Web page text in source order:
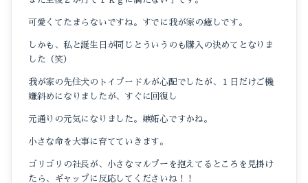
可愛くてたまらないですね。すでに我が家の癒しです。
しかも、私と誕生日が同じとういうのも購入の決めてとなりま
した（笑）
我が家の先住犬のトイプードルが心配でしたが、１日だけご機
嫌斜めになりましたが、すぐに回復し
元通りの元気になりました。嫉妬心ですかね。
小さな命を大事に育てていきます。
ゴリゴリの社長が、小さなマルプーを抱えてるところを見掛け
たら、ギャップに反応してくださいね！！